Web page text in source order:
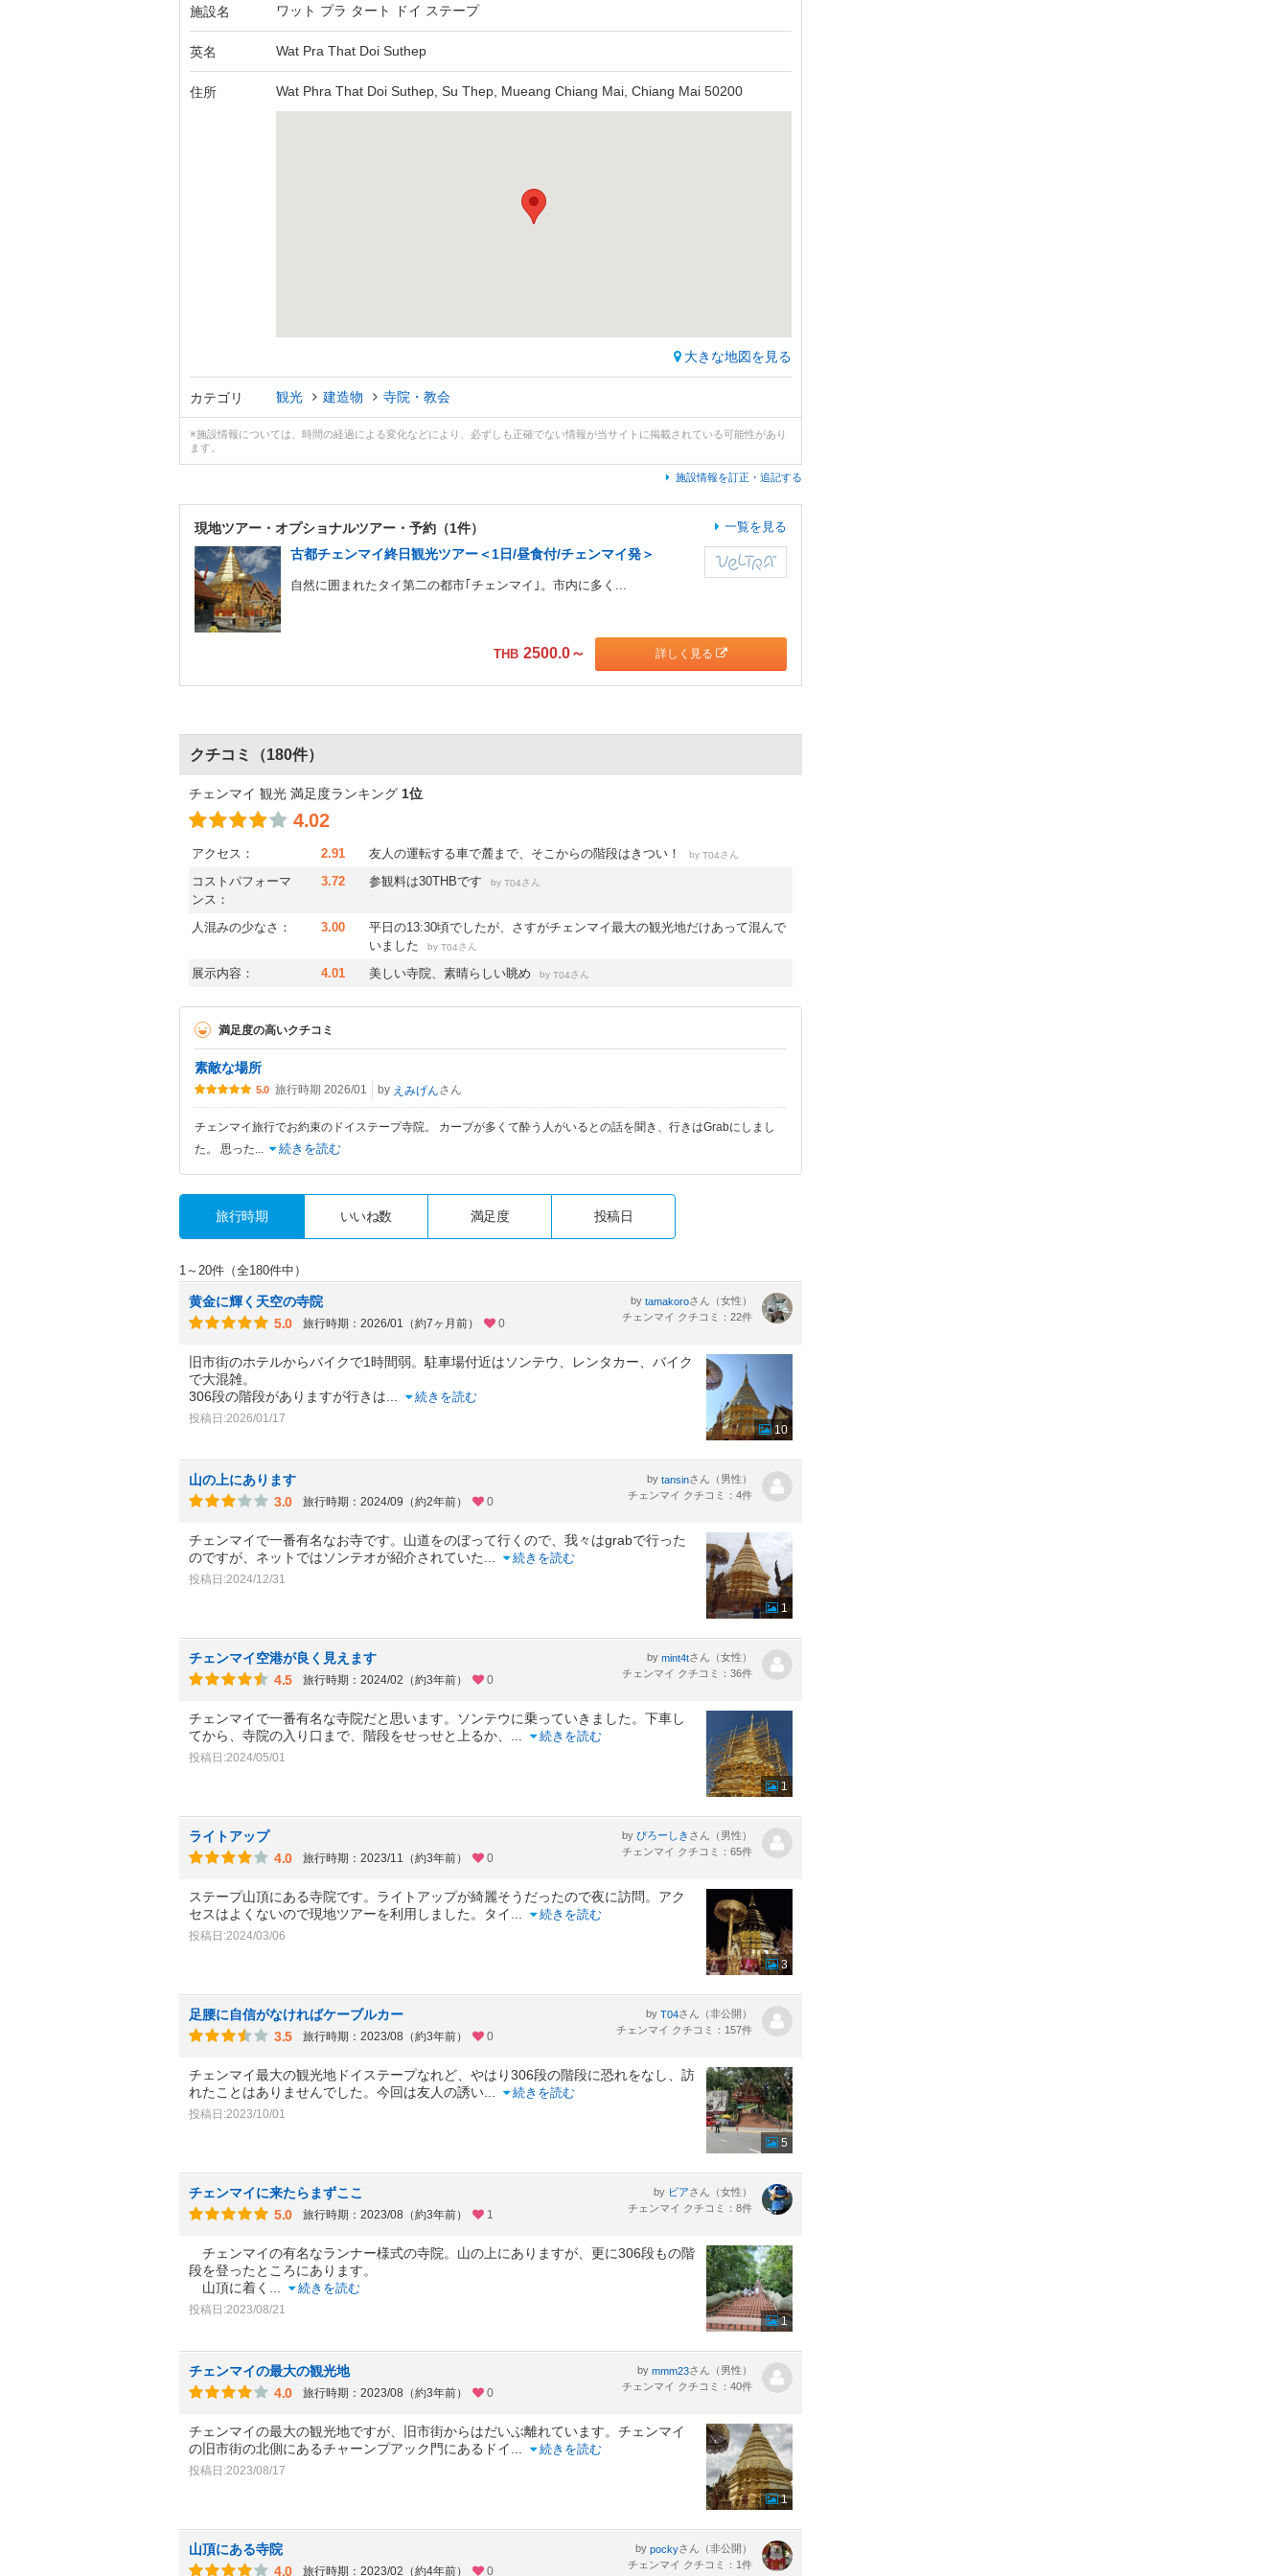
施設名 ワット プラ タート ドイ ステープ
英名 Wat Pra That Doi Suthep
住所 Wat Phra That Doi Suthep, Su Thep, Mueang Chiang Mai, Chiang Mai 50200
大きな地図を見る
カテゴリ 観光 建造物 寺院・教会
※施設情報については、時間の経過による変化などにより、必ずしも正確でない情報が当サイトに掲載されている可能性があり
ます。
施設情報を訂正・追記する
現地ツアー・ オプショナルツアー・予約（1件） 一覧を見る
古都チェンマイ終日観光ツアー＜1日/昼食付/チェンマイ発＞
自然に囲まれたタイ第二の都市｢チェンマイ｣。市内に多く...
THB 2500.0～ 詳しく見る
クチコミ （180件）
チェンマイ 観光 満足度ランキング 1位
4.02
アクセス： 2.91 友人の運転する車で麓まで、そこからの階段はきつい！ by T04さん
コストパフォーマ
ンス：
3.72 参観料は30THBです by T04さん
人混みの少なさ： 3.00
平日の13:30頃でしたが、さすがチェンマイ最大の観光地だけあって混んで
いました
by T04さん
展示内容： 4.01 美しい寺院、素晴らしい眺め by T04さん
満足度の高いクチコミ
素敵な場所
5.0 旅行時期 2026/01 by えみげんさん
チェンマイ旅行でお約束のドイステープ寺院。 カーブが多くて酔う人がいるとの話を聞き、行きはGrabにしまし
た。 思った
続きを読む
旅行時期 いいね数 満足度 投稿日
1～20件（全180件中）
黄金に輝く天空の寺院
5.0
旅行時期：2026/01（約7ヶ月前） 0
by tamakoroさん（女性）
チェンマイ クチコミ：22件
旧市街のホテルからバイクで1時間弱。駐車場付近はソンテウ、レンタカー、バイク
で大混雑。
306段の階段がありますが行きは
続きを読む
投稿日:2026/01/17
10
山の上にあります
3.0
旅行時期：2024/09（約2年前） 0
by tansinさん（男性）
チェンマイ クチコミ：4件
チェンマイで一番有名なお寺です。山道をのぼって行くので、我々はgrabで行った
のですが、ネットではソンテオが紹介されていた
続きを読む
投稿日:2024/12/31
1
チェンマイ空港が良く見えます
4.5
旅行時期：2024/02（約3年前） 0
by mint4tさん（女性）
チェンマイ クチコミ：36件
チェンマイで一番有名な寺院だと思います。ソンテウに乗っていきました。下車し
てから、寺院の入り口まで、階段をせっせと上るか、
続きを読む
投稿日:2024/05/01
1
ライトアップ
4.0
旅行時期：2023/11（約3年前） 0
by ぴろーしき さん（男性）
チェンマイ クチコミ：65件
ステープ山頂にある寺院です。ライトアップが綺麗そうだったので夜に訪問。アク
セスはよくないので現地ツアーを利用しました。タイ
続きを読む
投稿日:2024/03/06
3
足腰に自信がなければケーブルカー
3.5
旅行時期：2023/08（約3年前） 0
by T04さん（非公開）
チェンマイ クチコミ：157件
チェンマイ最大の観光地ドイステープなれど、やはり306段の階段に恐れをなし、訪
れたことはありませんでした。今回は友人の誘い
続きを読む
投稿日:2023/10/01
5
チェンマイに来たらまずここ
5.0
旅行時期：2023/08（約3年前） 1
by ビアさん（女性）
チェンマイ クチコミ：8件
チェンマイの有名なランナー様式の寺院。山の上にありますが、更に306段もの階
段を登ったところにあります。
山頂に着く
続きを読む
投稿日:2023/08/21
1
チェンマイの最大の観光地
4.0
旅行時期：2023/08（約3年前） 0
by mmm23さん（男性）
チェンマイ クチコミ：40件
チェンマイの最大の観光地ですが、旧市街からはだいぶ離れています。チェンマイ
の旧市街の北側にあるチャーンプアック門にあるドイ
続きを読む
投稿日:2023/08/17
1
山頂にある寺院
4.0
旅行時期：2023/02（約4年前） 0
by pockyさん（非公開）
チェンマイ クチコミ：1件